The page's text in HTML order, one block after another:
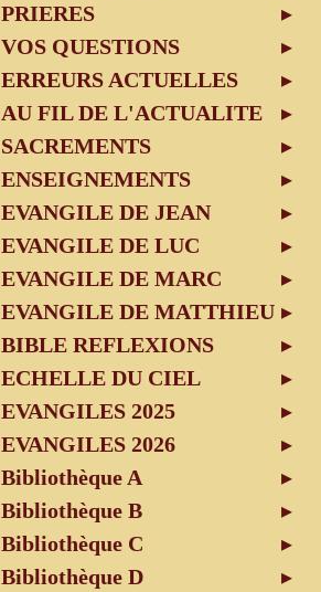
PRIERES
VOS QUESTIONS
ERREURS ACTUELLES
AU FIL DE L'ACTUALITE
SACREMENTS
ENSEIGNEMENTS
EVANGILE DE JEAN
EVANGILE DE LUC
EVANGILE DE MARC
EVANGILE DE MATTHIEU
BIBLE REFLEXIONS
ECHELLE DU CIEL
EVANGILES 2025
EVANGILES 2026
Bibliothèque A
Bibliothèque B
Bibliothèque C
Bibliothèque D